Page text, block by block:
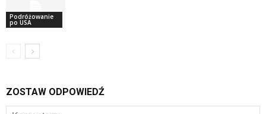
Podróżowanie
po USA
ZOSTAW ODPOWIEDŹ